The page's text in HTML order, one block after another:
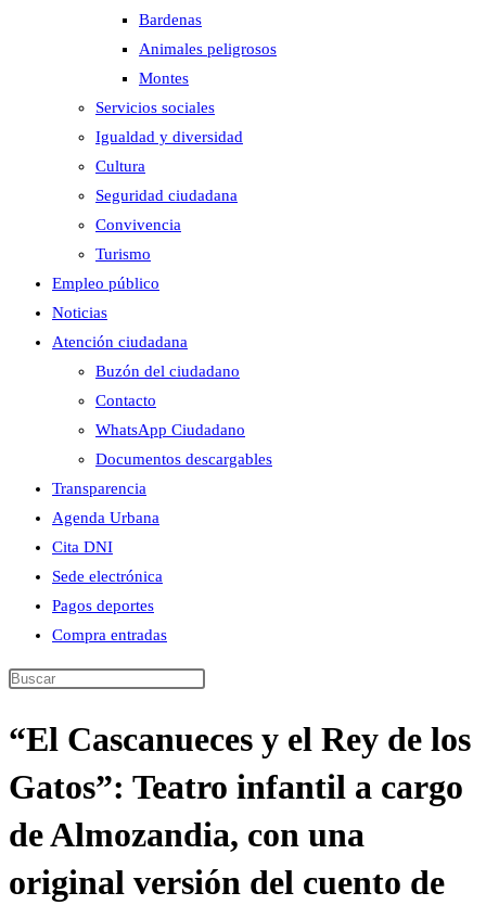
Bardenas
Animales peligrosos
Montes
Servicios sociales
Igualdad y diversidad
Cultura
Seguridad ciudadana
Convivencia
Turismo
Empleo público
Noticias
Atención ciudadana
Buzón del ciudadano
Contacto
WhatsApp Ciudadano
Documentos descargables
Transparencia
Agenda Urbana
Cita DNI
Sede electrónica
Pagos deportes
Compra entradas
Buscar
esta
“El Cascanueces y el Rey de los
Gatos”: Teatro infantil a cargo
de Almozandia, con una
original versión del cuento de